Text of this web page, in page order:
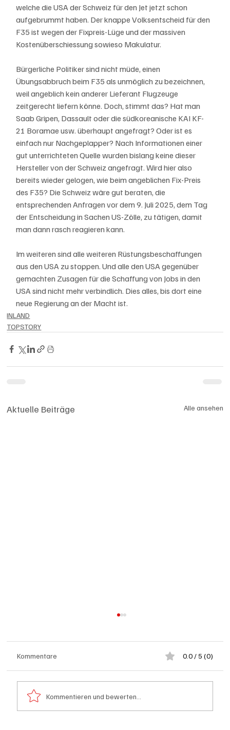
welche die USA der Schweiz für den Jet jetzt schon
aufgebrummt haben. Der knappe Volksentscheid für den
F35 ist wegen der Fixpreis-Lüge und der massiven
Kostenüberschiessung sowieso Makulatur.
Bürgerliche Politiker sind nicht müde, einen
Übungsabbruch beim F35 als unmöglich zu bezeichnen,
weil angeblich kein anderer Lieferant Flugzeuge
zeitgerecht liefern könne. Doch, stimmt das? Hat man
Saab Gripen, Dassault oder die südkoreanische KAI KF-
21 Boramae usw. überhaupt angefragt? Oder ist es
einfach nur Nachgeplapper? Nach Informationen einer
gut unterrichteten Quelle wurden bislang keine dieser
Hersteller von der Schweiz angefragt. Wird hier also
bereits wieder gelogen, wie beim angeblichen Fix-Preis
des F35? Die Schweiz wäre gut beraten, die
entsprechenden Anfragen vor dem 9. Juli 2025, dem Tag
der Entscheidung in Sachen US-Zölle, zu tätigen, damit
man dann rasch reagieren kann.
Im weiteren sind alle weiteren Rüstungsbeschaffungen
aus den USA zu stoppen. Und alle den USA gegenüber
gemachten Zusagen für die Schaffung von Jobs in den
USA sind nicht mehr verbindlich. Dies alles, bis dort eine
neue Regierung an der Macht ist.
INLAND
TOPSTORY
Aktuelle Beiträge Alle ansehen
Kommentare 0.0 / 5 (0)
Kommentieren und bewerten...